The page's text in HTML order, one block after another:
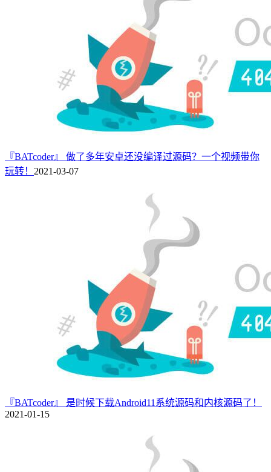
『BATcoder』 做了多年安卓还没编译过源码？一个视频带你
玩转！ 2021-03-07
『BATcoder』 是时候下载Android11系统源码和内核源码了！
2021-01-15